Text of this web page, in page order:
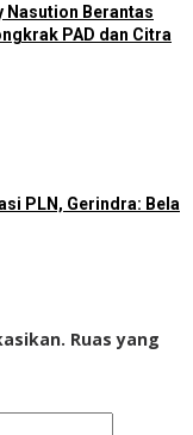
Nasution Berantas
PAD dan Citra
PLN, Gerindra: Bela
Ruas yang